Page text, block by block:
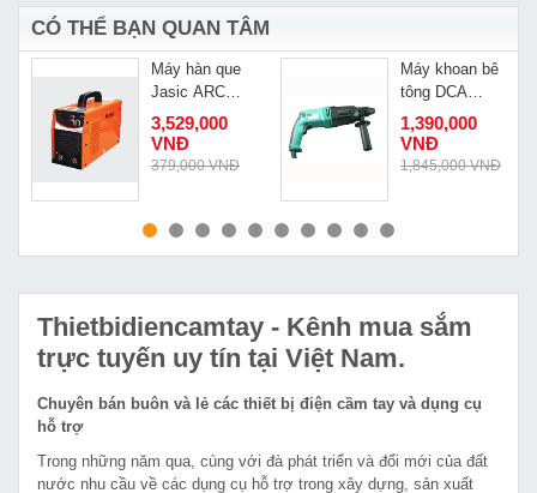
CÓ THỂ BẠN QUAN TÂM
MUA NGAY
Máy hàn que
Jasic ARC
200V
3,529,000
VNĐ
379,000 VNĐ
MUA NGAY
Máy khoan bê
tông DCA
AZC05 26
1,390,000
VNĐ
1,845,000 VNĐ
Thietbidiencamtay - Kênh mua sắm
trực tuyến uy tín tại Việt Nam.
Chuyên bán buôn và lẻ các thiết bị điện cầm tay và dụng cụ
hỗ trợ
Trong những năm qua, cùng với đà phát triển và đổi mới của đất
nước nhu cầu về các dụng cụ hỗ trợ trong xây dựng, sản xuất